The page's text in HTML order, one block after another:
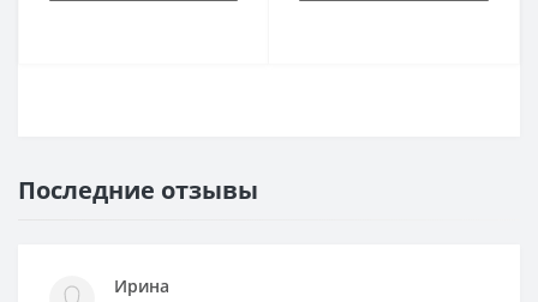
Последние отзывы
Ирина